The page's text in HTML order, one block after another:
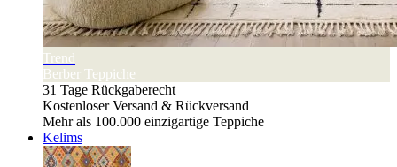
Trend
Berber Teppiche
31 Tage Rückgaberecht
Kostenloser Versand & Rückversand
Mehr als 100.000 einzigartige Teppiche
Kelims